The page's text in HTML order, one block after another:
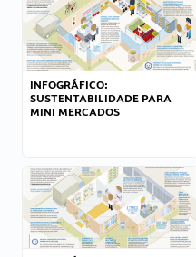
INFOGRÁFICO:
SUSTENTABILIDADE PARA
MINI MERCADOS